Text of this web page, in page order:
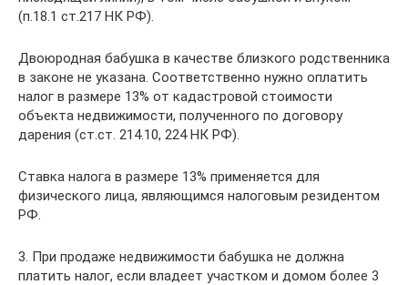
(п.18.1 ст.217 НК РФ).
Двоюродная бабушка в качестве близкого родственника
в законе не указана. Соответственно нужно оплатить
налог в размере 13% от кадастровой стоимости
объекта недвижимости, полученного по договору
дарения (ст.ст. 214.10, 224 НК РФ).
Ставка налога в размере 13% применяется для
физического лица, являющимся налоговым резидентом
РФ.
3. При продаже недвижимости бабушка не должна
платить налог, если владеет участком и домом более 3